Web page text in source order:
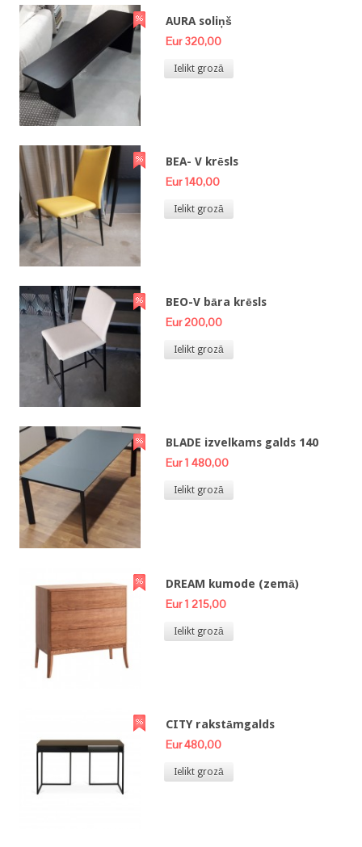
AURA soliņš
Eur 320,00
Ielikt grozā
BEA- V krēsls
Eur 140,00
Ielikt grozā
BEO-V bāra krēsls
Eur 200,00
Ielikt grozā
BLADE izvelkams galds 140
Eur 1 480,00
Ielikt grozā
DREAM kumode (zemā)
Eur 1 215,00
Ielikt grozā
CITY rakstāmgalds
Eur 480,00
Ielikt grozā